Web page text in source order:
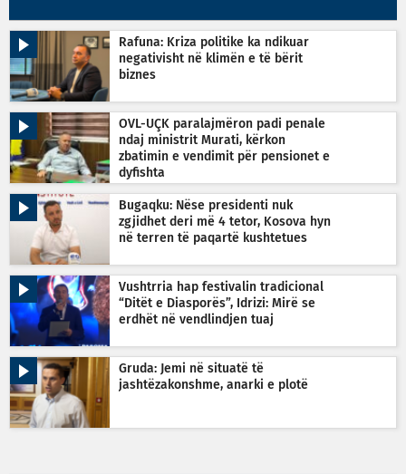
Rafuna: Kriza politike ka ndikuar
negativisht në klimën e të bërit
biznes
OVL-UÇK paralajmëron padi penale
ndaj ministrit Murati, kërkon
zbatimin e vendimit për pensionet e
dyfishta
Bugaqku: Nëse presidenti nuk
zgjidhet deri më 4 tetor, Kosova hyn
në terren të paqartë kushtetues
Vushtrria hap festivalin tradicional
“Ditët e Diasporës”, Idrizi: Mirë se
erdhët në vendlindjen tuaj
Gruda: Jemi në situatë të
jashtëzakonshme, anarki e plotë